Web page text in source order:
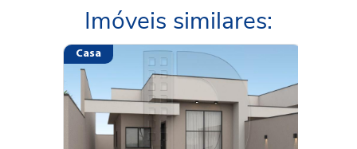
Imóveis similares:
Casa